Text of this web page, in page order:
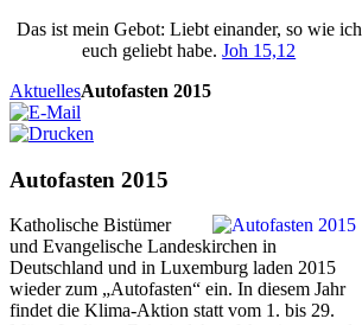
Das ist mein Gebot: Liebt einander, so wie ich
euch geliebt habe.Joh 15,12
AktuellesAutofasten 2015
Autofasten 2015
Katholische Bistümer
und Evangelische Landeskirchen in
Deutschland und in Luxemburg laden 2015
wieder zum „Autofasten“ ein. In diesem Jahr
findet die Klima-Aktion statt vom 1. bis 29.